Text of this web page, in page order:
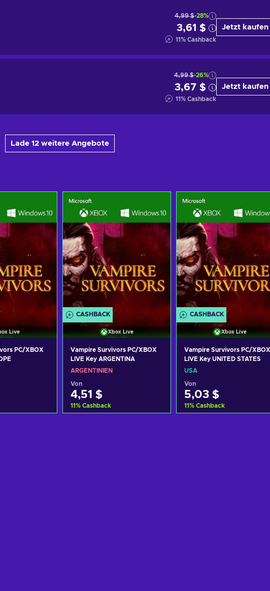
4,99 $-28%
3,61 $
11% Cashback
Jetzt kaufen
4,99 $-26%
3,67 $
11% Cashback
Jetzt kaufen
Lade 12 weitere Angebote
Live
PC/XBOX
CASHBACK
Xbox Live
Vampire Survivors PC/XBOX
LIVE Key ARGENTINA
ARGENTINIEN
Von
4,51 $
11% Cashback
CASHBACK
Xbox Live
Vampire Survivors PC/XBOX
LIVE Key UNITED STATES
USA
Von
5,03 $
11% Cashback